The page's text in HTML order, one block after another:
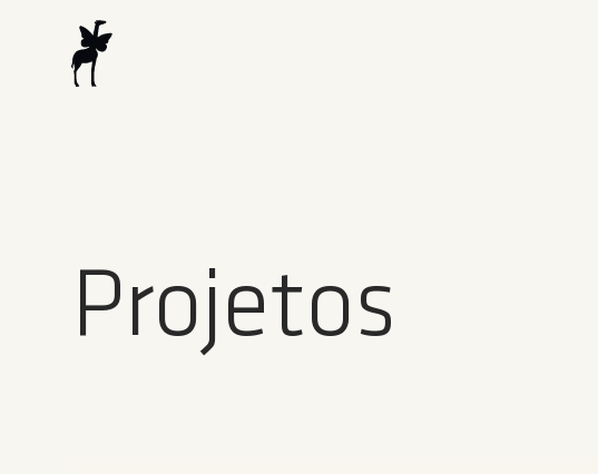
Projetos